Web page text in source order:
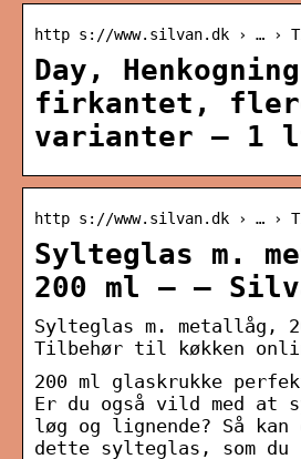
http s://www.silvan.dk › … ›
Day,
firkantet,
varianter – 1
http s://www.silvan.dk › … ›
Sylteglas m.
200 ml – –
Sylteglas m. metallåg,
Tilbehør til køkken
200 ml glaskrukke
Er du også vild med at
løg og lignende? Så
dette sylteglas, som